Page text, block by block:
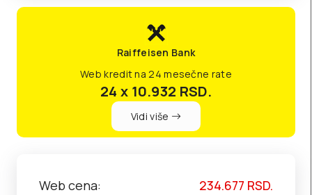
Raiffeisen Bank
Web kredit na 24 mesečne rate
24 x 10.932 RSD.
Vidi više
Web cena: 234.677 RSD.